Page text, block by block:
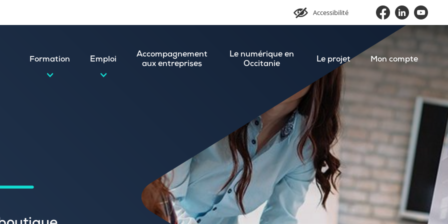
Accessibilité
Formation Emploi
et postuler en ligne
spontanée
Accompagnement
aux entreprises
Le numérique en
Occitanie
Le projet Mon compte